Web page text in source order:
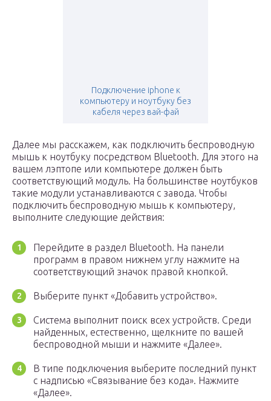
Подключение iphone к
компьютеру и ноутбуку без
кабеля через вай-фай
Далее мы расскажем, как подключить беспроводную
мышь к ноутбуку посредством Bluetooth. Для этого на
вашем лэптопе или компьютере должен быть
соответствующий модуль. На большинстве ноутбуков
такие модули устанавливаются с завода. Чтобы
подключить беспроводную мышь к компьютеру,
выполните следующие действия:
Перейдите в раздел Bluetooth. На панели
программ в правом нижнем углу нажмите на
соответствующий значок правой кнопкой.
Выберите пункт «Добавить устройство».
Система выполнит поиск всех устройств. Среди
найденных, естественно, щелкните по вашей
беспроводной мыши и нажмите «Далее».
В типе подключения выберите последний пункт
с надписью «Связывание без кода». Нажмите
«Далее».